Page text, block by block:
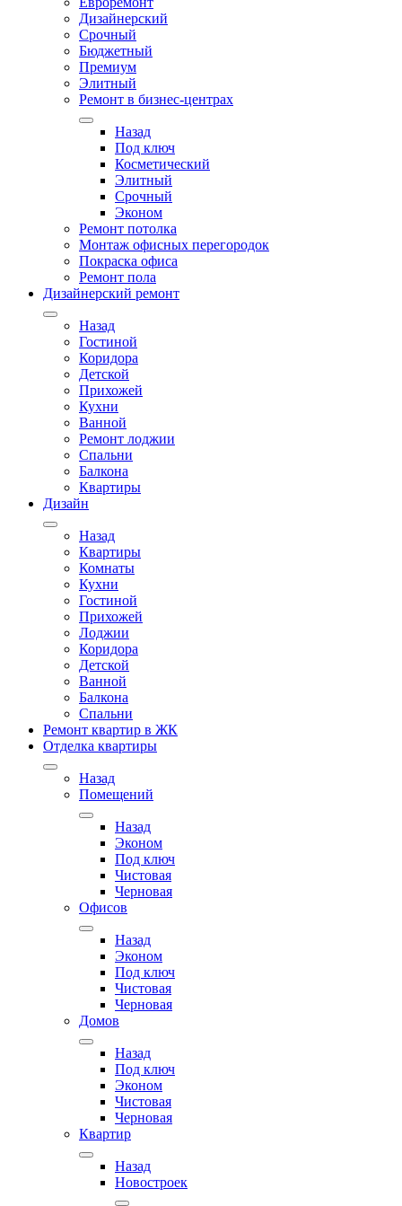
Дизайнерский
Срочный
Бюджетный
Премиум
Элитный
Ремонт в бизнес-центрах
Назад
Под ключ
Косметический
Элитный
Срочный
Эконом
Ремонт потолка
Монтаж офисных перегородок
Покраска офиса
Ремонт пола
Дизайнерский ремонт
Назад
Гостиной
Коридора
Детской
Прихожей
Кухни
Ванной
Ремонт лоджии
Спальни
Балкона
Квартиры
Дизайн
Назад
Квартиры
Комнаты
Кухни
Гостиной
Прихожей
Лоджии
Коридора
Детской
Ванной
Балкона
Спальни
Ремонт квартир в ЖК
Отделка квартиры
Назад
Помещений
Назад
Эконом
Под ключ
Чистовая
Черновая
Офисов
Назад
Эконом
Под ключ
Чистовая
Черновая
Домов
Назад
Под ключ
Эконом
Чистовая
Черновая
Квартир
Назад
Новостроек